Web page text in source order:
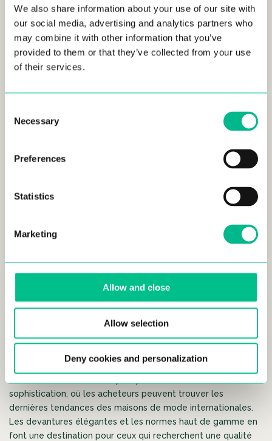
We also share information about your use of our site with
our social media, advertising and analytics partners who
may combine it with other information that you’ve
provided to them or that they’ve collected from your use
of their services.
Selection
Necessary
Preferences
Statistics
Marketing
Allow and close
Allow selection
Deny cookies and personalization
gamme de boutiques haut de gamme et de magasins de
sophistication, où les acheteurs peuvent trouver les
dernières tendances des maisons de mode internationales.
Les devantures élégantes et les normes haut de gamme en
font une destination pour ceux qui recherchent une qualité